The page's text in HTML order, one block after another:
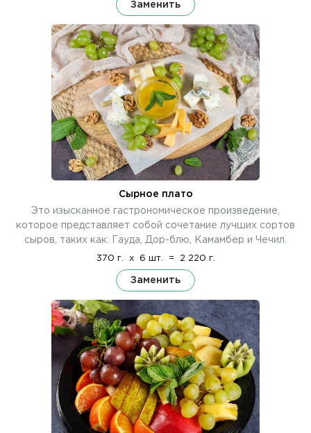
Заменить
Сырное плато
Это изысканное гастрономическое произведение,
которое представляет собой сочетание лучших сортов
сыров, таких как: Гауда, Дор-блю, Камамбер и Чечил.
370 г. x 6 шт. = 2 220 г.
Заменить